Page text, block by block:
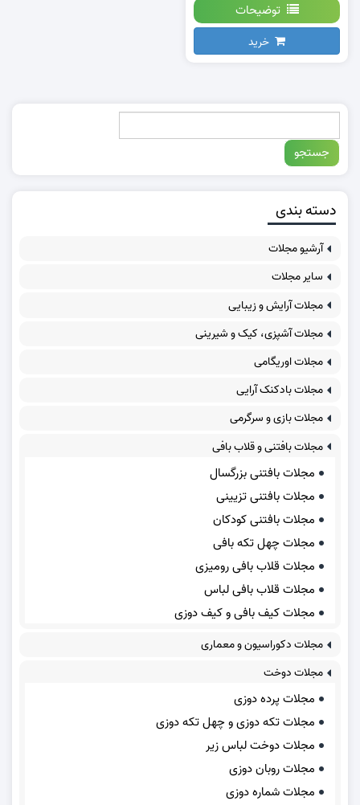
توضیحات
خرید
دسته بندی
آرشیو مجلات
سایر مجلات
مجلات آرایش و زیبایی
مجلات آشپزی، کیک و شیرینی
مجلات اوریگامی
مجلات بادکنک آرایی
مجلات بازی و سرگرمی
مجلات بافتنی و قلاب بافی
مجلات بافتنی بزرگسال
مجلات بافتنی تزیینی
مجلات بافتنی کودکان
مجلات چهل تکه بافی
مجلات قلاب بافی رومیزی
مجلات قلاب بافی لباس
مجلات کیف بافی و کیف دوزی
مجلات دکوراسیون و معماری
مجلات دوخت
مجلات پرده دوزی
مجلات تکه دوزی و چهل تکه دوزی
مجلات دوخت لباس زیر
مجلات روبان دوزی
مجلات شماره دوزی